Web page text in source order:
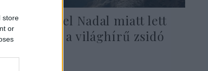
store
or
Rafael Nadal miatt lett
hős a világhírű zsidó